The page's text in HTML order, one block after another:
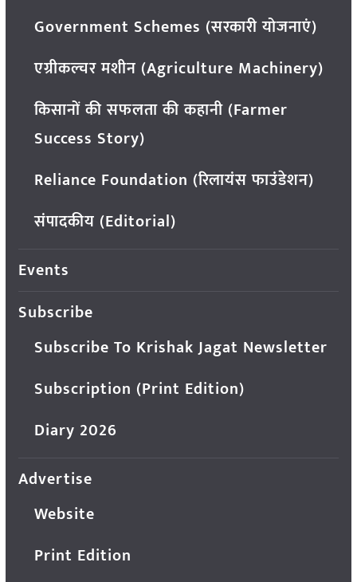
Government Schemes (सरकारी योजनाएं)
एग्रीकल्चर मशीन (Agriculture Machinery)
किसानों की सफलता की कहानी (Farmer
Success Story)
Reliance Foundation (रिलायंस फाउंडेशन)
संपादकीय (Editorial)
Events
Subscribe
Subscribe To Krishak Jagat Newsletter
Subscription (Print Edition)
Diary 2026
Advertise
Website
Print Edition